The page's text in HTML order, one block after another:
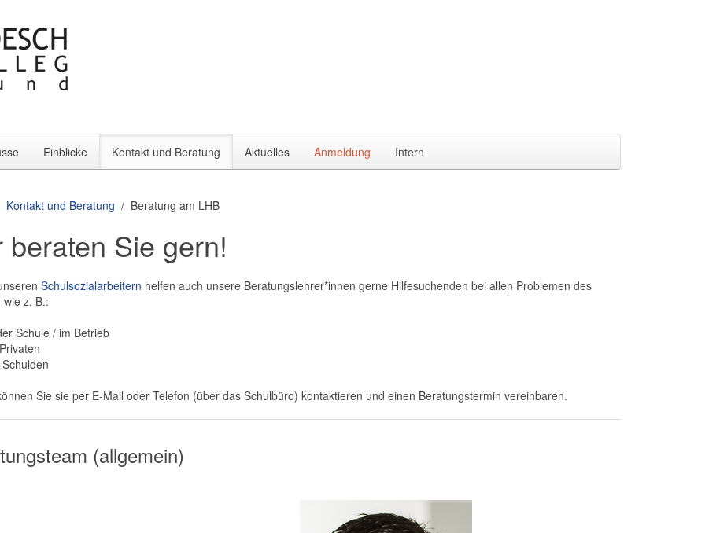
Einblicke Kontakt und Beratung Aktuelles Anmeldung Intern
Kontakt und Beratung Beratung am LHB
beraten Sie gern!
Schulsozialarbeitern helfen auch unsere Beratungslehrer*innen gerne Hilfesuchenden bei allen Problemen des
z. B.:
Schule / im Betrieb
Sie sie per E-Mail oder Telefon (über das Schulbüro) kontaktieren und einen Beratungstermin vereinbaren.
(allgemein)